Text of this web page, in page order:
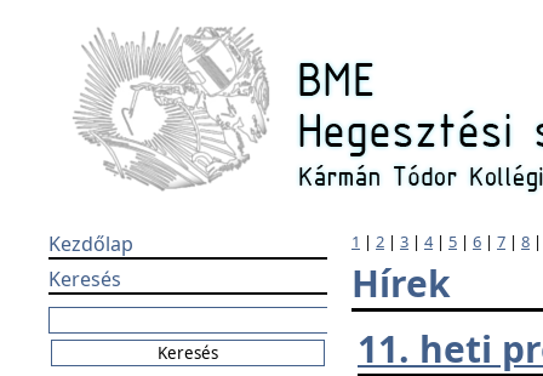
Kezdőlap
Keresés
1 | 2 | 3 | 4| 5 | 6 | 7 | 8
Hírek
11. heti